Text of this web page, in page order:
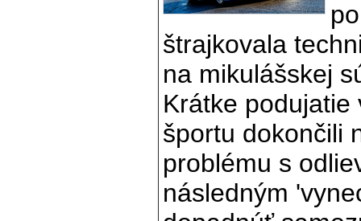
štrajkovala
na mikulášskej
Krátke podujatie
športu dokončili
problému s
následným